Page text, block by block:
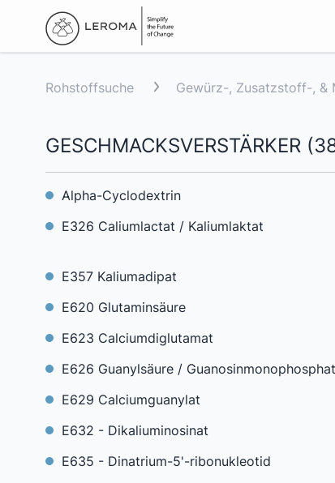
Rohstoffsuche Gewürz-, Zusatzstoff-, &
GESCHMACKSVERSTÄRKER (
Alpha-Cyclodextrin
E326 Caliumlactat / Kaliumlaktat
E357 Kaliumadipat
E620 Glutaminsäure
E623 Calciumdiglutamat
E626 Guanylsäure / Guanosinmonophosphat
E629 Calciumguanylat
E632 - Dikaliuminosinat
E635 - Dinatrium-5'-ribonukleotid